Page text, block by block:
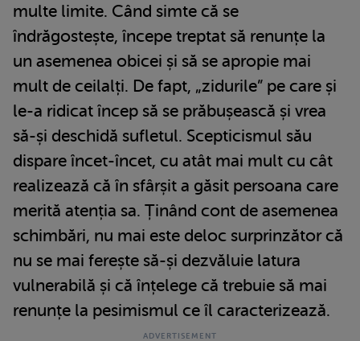
multe limite. Când simte că se
îndrăgostește, începe treptat să renunțe la
un asemenea obicei și să se apropie mai
mult de ceilalți. De fapt, „zidurile” pe care și
le-a ridicat încep să se prăbușească și vrea
să-și deschidă sufletul. Scepticismul său
dispare încet-încet, cu atât mai mult cu cât
realizează că în sfârșit a găsit persoana care
merită atenția sa. Ținând cont de asemenea
schimbări, nu mai este deloc surprinzător că
nu se mai ferește să-și dezvăluie latura
vulnerabilă și că înțelege că trebuie să mai
renunțe la pesimismul ce îl caracterizează.